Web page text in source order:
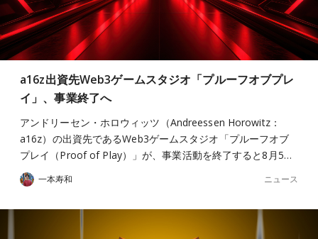
a16z出資先Web3ゲームスタジオ「プルーフオブプレ
イ」、事業終了へ
アンドリーセン・ホロウィッツ（Andreessen Horowitz：
a16z）の出資先であるWeb3ゲームスタジオ「プルーフオブ
プレイ（Proof of Play）」が、事業活動を終了すると8月5…
一本寿和 ニュース